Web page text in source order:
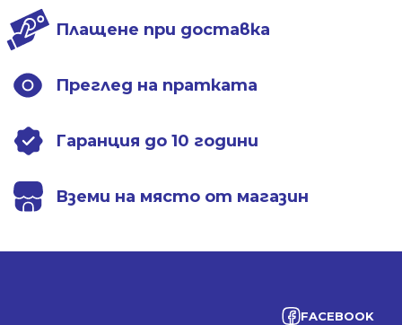
Плащене при доставка
Преглед на пратката
Гаранция до 10 години
Вземи на място от магазин
FACEBOOK